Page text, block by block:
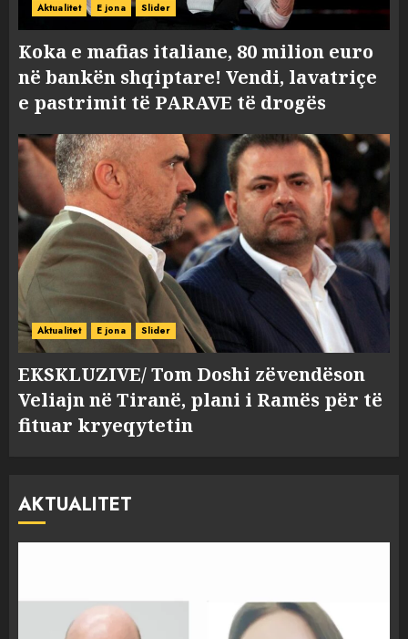
Aktualitet E jona Slider
Koka e mafias italiane, 80 milion euro
në bankën shqiptare! Vendi, lavatriçe
e pastrimit të PARAVE të drogës
Aktualitet E jona Slider
EKSKLUZIVE/ Tom Doshi zëvendëson
Veliajn në Tiranë, plani i Ramës për të
fituar kryeqytetin
AKTUALITET